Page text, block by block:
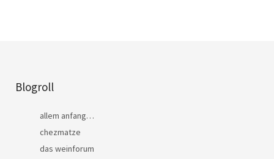
Blogroll
allem anfang…
chezmatze
das weinforum